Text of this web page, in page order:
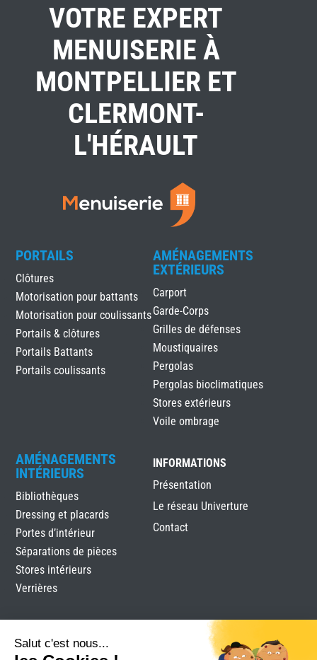
VOTRE EXPERT
MENUISERIE À
MONTPELLIER ET
CLERMONT-
L'HÉRAULT
PORTAILS
Clôtures
Motorisation pour battants
Motorisation pour coulissants
Portails & clôtures
Portails Battants
Portails coulissants
AMÉNAGEMENTS
EXTÉRIEURS
Carport
Garde-Corps
Grilles de défenses
Moustiquaires
Pergolas
Pergolas bioclimatiques
Stores extérieurs
Voile ombrage
AMÉNAGEMENTS
INTÉRIEURS
Bibliothèques
Dressing et placards
Portes d’intérieur
Séparations de pièces
Stores intérieurs
Verrières
INFORMATIONS
Présentation
Le réseau Univerture
Contact
Salut c'est nous...